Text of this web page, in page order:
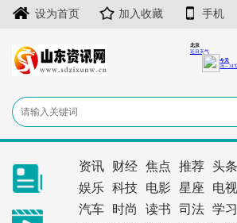
设为首页 加入收藏 手机
资讯 财经 焦点 推荐
头条
娱乐
科技 电影 星座
电视
汽车
时尚 读书 司法
学习